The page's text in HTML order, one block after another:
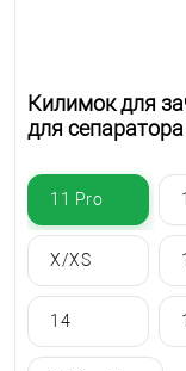
Килимок для
для сепаратора
11 Pro
X/XS
14